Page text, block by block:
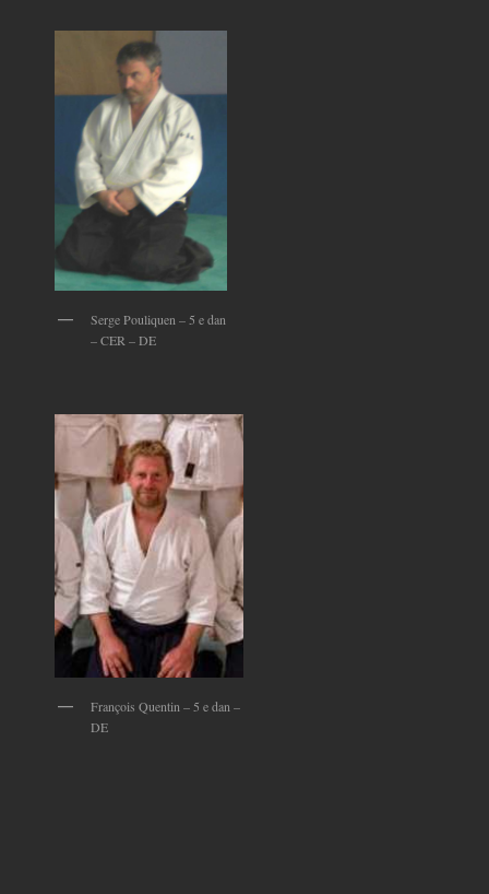
Serge Pouliquen – 5 e dan
– CER – DE
François Quentin – 5 e dan –
DE